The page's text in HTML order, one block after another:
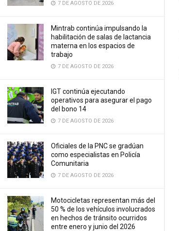
7 DE AGOSTO DE 2026
Mintrab continúa impulsando la
habilitación de salas de lactancia
materna en los espacios de
trabajo
7 DE AGOSTO DE 2026
IGT continúa ejecutando
operativos para asegurar el pago
del bono 14
7 DE AGOSTO DE 2026
Oficiales de la PNC se gradúan
como especialistas en Policía
Comunitaria
7 DE AGOSTO DE 2026
Motocicletas representan más del
50 % de los vehículos involucrados
en hechos de tránsito ocurridos
entre enero y junio del 2026